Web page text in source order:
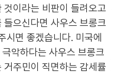
이라는 비판이 들려오고
으신다면 사우스 브롱크
면 좋겠습니다. 미국에
악하다는 사우스 브롱크
주민이 직면하는 감세률